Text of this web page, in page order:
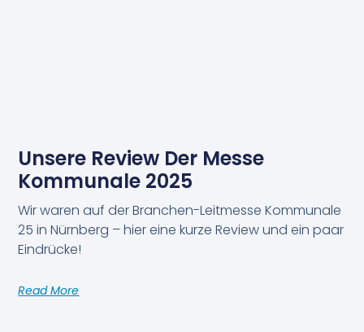
Unsere Review Der Messe
Kommunale 2025
Wir waren auf der Branchen-Leitmesse Kommunale
25 in Nürnberg – hier eine kurze Review und ein paar
Eindrücke!
Read More